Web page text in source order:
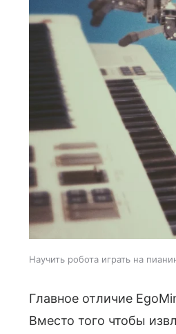
Научить робота играть на
Главное отличие
Вместо того чтобы